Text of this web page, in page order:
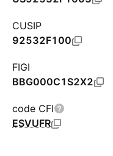
CUSIP
92532F100
FIGI
BBG000C1S2X2
code CFI
ESVUFR